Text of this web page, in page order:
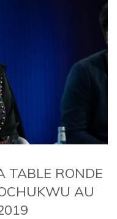
TABLE RONDE
AU